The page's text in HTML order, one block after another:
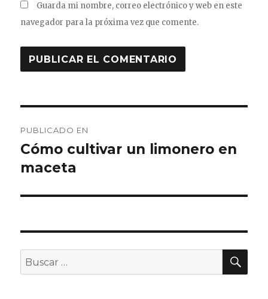
Guarda mi nombre, correo electrónico y web en este
navegador para la próxima vez que comente.
de
entradas
PUBLICADO EN
Cómo cultivar un limonero en
maceta
Buscar
por: